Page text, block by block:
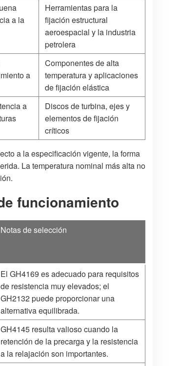
a la
Herramientas para la
fijación estructural
aeroespacial y la industria
petrolera
a
Componentes de alta
temperatura y aplicaciones
de fijación elástica
a
Discos de turbina, ejes y
elementos de fijación
críticos
a la especificación vigente, la forma
La temperatura nominal más alta no
funcionamiento
Notas de selección
El GH4169 es adecuado para requisitos
de resistencia muy elevados; el
GH2132 puede proporcionar una
alternativa equilibrada.
GH4145 resulta valioso cuando la
retención de la precarga y la resistencia
a la relajación son importantes.